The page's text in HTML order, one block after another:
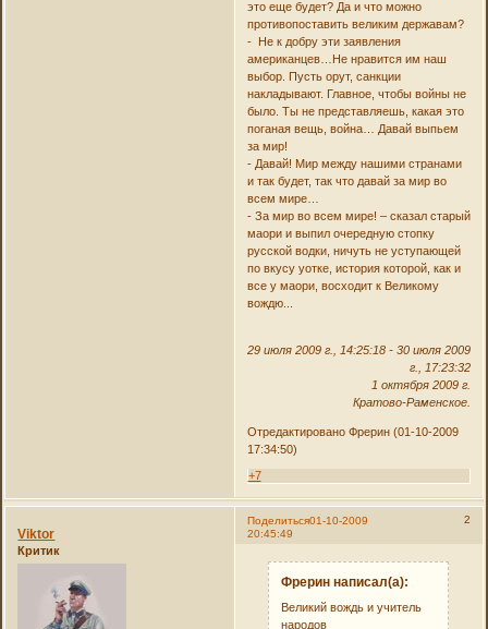
это еще будет? Да и что можно
противопоставить великим державам?
- Не к добру эти заявления
американцев…Не нравится им наш
выбор. Пусть орут, санкции
накладывают. Главное, чтобы войны не
было. Ты не представляешь, какая это
поганая вещь, война… Давай выпьем
за мир!
- Давай! Мир между нашими странами
и так будет, так что давай за мир во
всем мире…
- За мир во всем мире! – сказал старый
маори и выпил очередную стопку
русской водки, ничуть не уступающей
по вкусу уотке, история которой, как и
все у маори, восходит к Великому
вождю...
29 июля 2009 г., 14:25:18 - 30 июля 2009
г., 17:23:32
1 октября 2009 г.
Кратово-Раменское.
Отредактировано Фрерин (01-10-2009
17:34:50)
+7
Поделиться 2
01-10-2009
20:45:49
Viktor
Критик
Фрерин написал(а):
Великий вождь и учитель
народов